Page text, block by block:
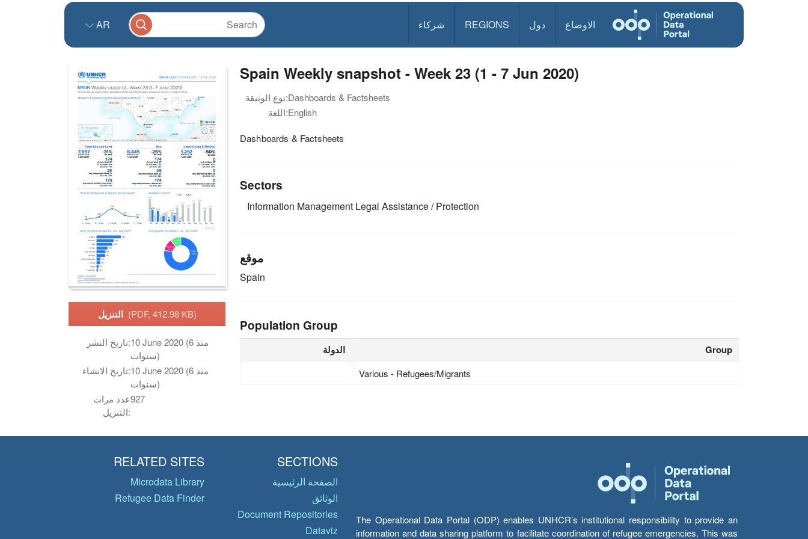
الاوضاع دول REGIONS شركاء AR
التنزيل (PDF, 412.98 KB)
تاريخ النشر:10 June 2020 (منذ 6
سنوات)
تاريخ الانشاء:10 June 2020 (منذ 6
سنوات)
عدد مرات
التنزيل:
927
Spain Weekly snapshot - Week 23 (1 - 7 Jun 2020)
نوع الوثيقة:Dashboards & Factsheets
اللغة:English
Dashboards & Factsheets
Sectors
Information Management Legal Assistance / Protection
موقع
Spain
Population Group
الدولة Group
Various - Refugees/Migrants
The Operational Data Portal (ODP) enables UNHCR’s institutional responsibility to provide an
information and data sharing platform to facilitate coordination of refugee emergencies. This was
SECTIONS
الصفحة الرئيسية
الوثائق
Document Repositories
Dataviz
RELATED SITES
Microdata Library
Refugee Data Finder